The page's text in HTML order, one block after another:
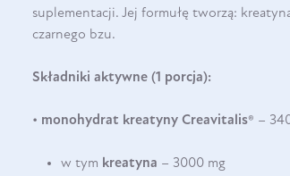
suplementacji. Jej formułę tworzą:
czarnego bzu.
Składniki aktywne (1 porcja):
• monohydrat kreatyny Creavitalis® –
w tym kreatyna – 3000 mg